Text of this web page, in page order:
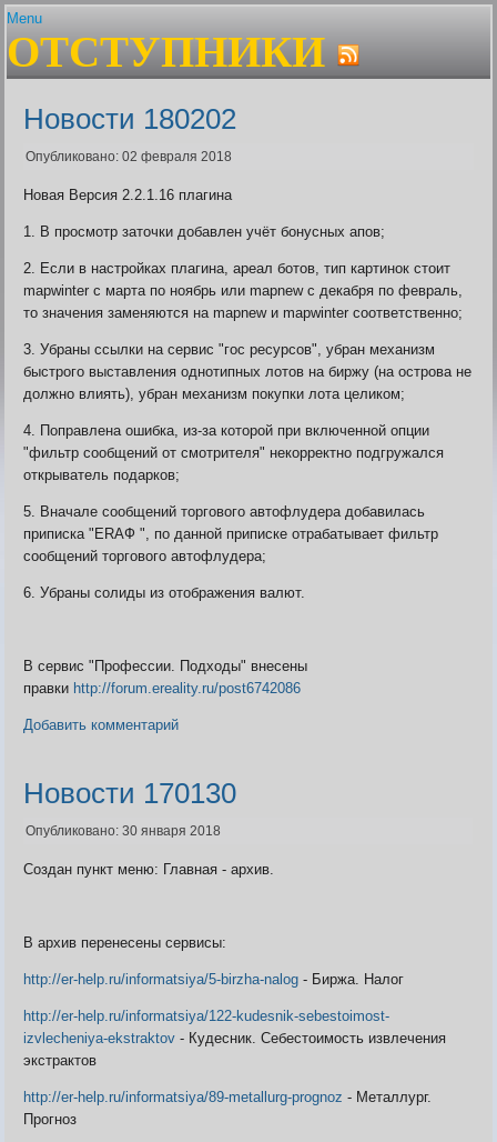
Menu
Главная
Устав
Плагин Er-help Extension
Шаржи на персонажей Граней
FAQ по Er-help Extension
Политика плагина
Гайды и сервисы
Гос вещей
Дата последнего входа в
Дом пробудившихся.
Дом Пробудившихся.
Живые легенды
Жрец. Калькулятор,
Заброшенный завод.
монстров
Землекоп. Расчёт выгоды
Карта ЗЛО
Карта подземки
Видео
Клиент игры на android
Предложения
История ГРаней
ОТСТУПНИКИ
Новости 180202
Опубликовано: 02 февраля 2018
Новая Версия 2.2.1.16 плагина
1. В просмотр заточки добавлен учёт бонусных апов;
2. Если в настройках плагина, ареал ботов, тип картинок стоит
mapwinter с марта по ноябрь или mapnew с декабря по февраль,
то значения заменяются на mapnew и mapwinter соответственно;
3. Убраны ссылки на сервис "гос ресурсов", убран механизм
быстрого выставления однотипных лотов на биржу (на острова не
должно влиять), убран механизм покупки лота целиком;
4. Поправлена ошибка, из-за которой при включенной опции
"фильтр сообщений от смотрителя" некорректно подгружался
открыватель подарков;
5. Вначале сообщений торгового автофлудера добавилась
приписка "ERАФ ", по данной приписке отрабатывает фильтр
сообщений торгового автофлудера;
6. Убраны солиды из отображения валют.
В сервис "Профессии. Подходы" внесены
правки http://forum.ereality.ru/post6742086
Добавить комментарий
Новости 170130
Опубликовано: 30 января 2018
Создан пункт меню: Главная - архив.
В архив перенесены сервисы:
http://er-help.ru/informatsiya/5-birzha-nalog - Биржа. Налог
http://er-help.ru/informatsiya/122-kudesnik-sebestoimost-
izvlecheniya-ekstraktov - Кудесник. Себестоимость извлечения
экстрактов
http://er-help.ru/informatsiya/89-metallurg-prognoz - Металлург.
Прогноз